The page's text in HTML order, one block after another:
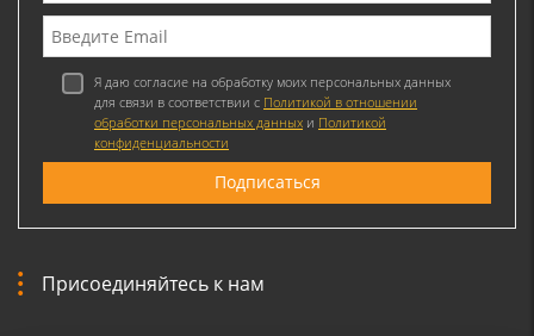
Я даю согласие на обработку моих персональных данных
для связи в соответствии с Политикой в отношении
обработки персональных данных и Политикой
конфиденциальности
Присоединяйтесь к нам